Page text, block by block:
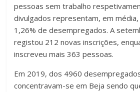
pessoas sem trabalho
divulgados representam, em
1,26% de desempregados. A
registou 212 novas inscrições,
inscreveu mais 363 pessoas.
Em 2019, dos 4960
concentravam-se em Beja sendo